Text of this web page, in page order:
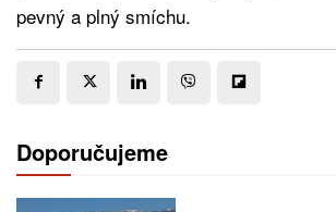
pevný a plný smíchu.
Doporučujeme